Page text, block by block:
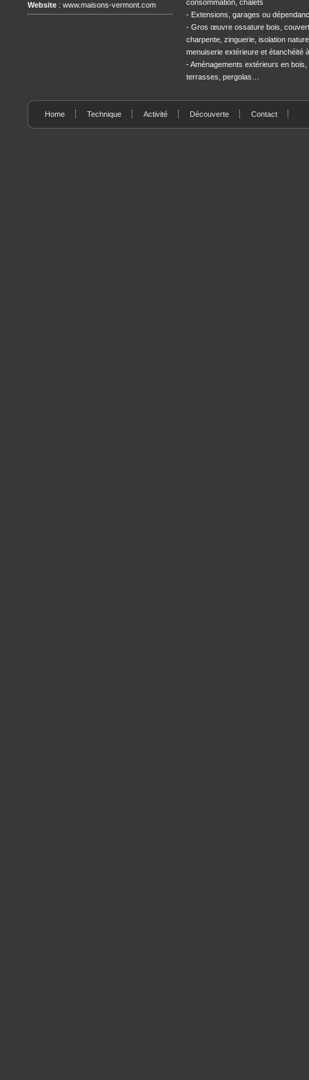
Website : www.maisons-vermont.com
consommation, chalets
- Extensions, garages ou
- Gros œuvre ossature bois,
charpente, zinguerie, isolation
menuiserie extérieure et étanchéité à
- Aménagements extérieurs en bois,
terrasses, pergolas…
Home Technique Activité Découverte Contact